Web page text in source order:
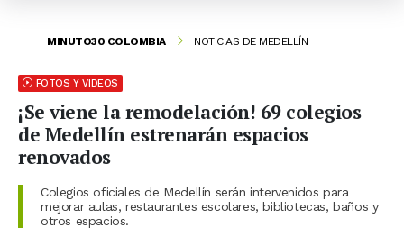
MINUTO30 COLOMBIA NOTICIAS DE MEDELLÍN
FOTOS Y VIDEOS
¡Se viene la remodelación! 69 colegios
de Medellín estrenarán espacios
renovados
Colegios oficiales de Medellín serán intervenidos para
mejorar aulas, restaurantes escolares, bibliotecas, baños y
otros espacios.